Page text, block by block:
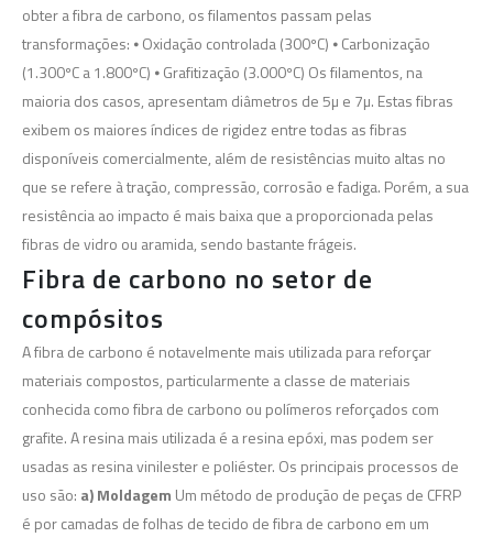
obter a fibra de carbono, os filamentos passam pelas
transformações: ⦁ Oxidação controlada (300ºC) ⦁ Carbonização
(1.300ºC a 1.800ºC) ⦁ Grafitização (3.000ºC) Os filamentos, na
maioria dos casos, apresentam diâmetros de 5µ e 7µ. Estas fibras
exibem os maiores índices de rigidez entre todas as fibras
disponíveis comercialmente, além de resistências muito altas no
que se refere à tração, compressão, corrosão e fadiga. Porém, a sua
resistência ao impacto é mais baixa que a proporcionada pelas
fibras de vidro ou aramida, sendo bastante frágeis.
Fibra de carbono no setor de
compósitos
A fibra de carbono é notavelmente mais utilizada para reforçar
materiais compostos, particularmente a classe de materiais
conhecida como fibra de carbono ou polímeros reforçados com
grafite. A resina mais utilizada é a resina epóxi, mas podem ser
usadas as resina vinilester e poliéster. Os principais processos de
uso são: a) Moldagem Um método de produção de peças de CFRP
é por camadas de folhas de tecido de fibra de carbono em um